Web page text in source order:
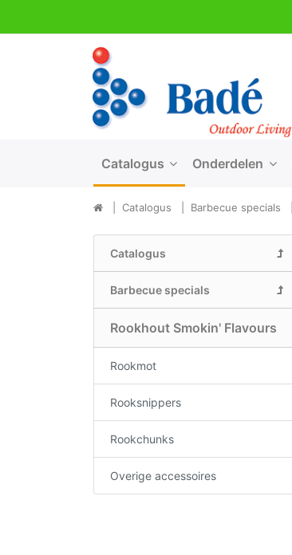
Catalogus Onderdelen
Catalogus Barbecue specials
Catalogus
Barbecue specials
Rookhout Smokin' Flavours
Rookmot
Rooksnippers
Rookchunks
Overige accessoires